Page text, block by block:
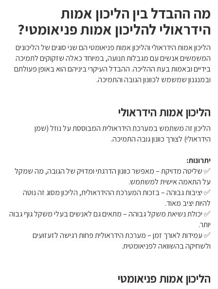
מה ההבדל בין הליכון אמות
הידראולי להליכון אמות פניאומטי?
הליכון אמות הידראולי והליכון אמות פניאומטי הם שני סוגים של הליכונים
המשמשים אנשים עם מגבלות תנועה, במיוחד כאלה שזקוקים לתמיכה
בידיים ובאמות בעת ההליכה. ההבדל העיקרי ביניהם הוא באופן פעולתם
ובמנגנון שמשמש לכוונון הגובה והתמיכה.
הליכון אמות הידראולי
הליכון זה משתמש במערכת הידראולית המבוססת על נוזל (שמן
הידראולי) לצורך כוונון גובה התמיכה.
יתרונות:
✅ שליטה מדויקת – מאפשר כוונון הדרגתי ומדויק של הגובה, מה שמקל
על התאמה אישית למשתמש.
✅ יציבות גבוהה – בזכות המערכת ההידראולית, הליכון מסוג זה נוטה
להיות יציב מאוד.
✅ יכולת נשיאת משקל גבוהה – מתאים גם לאנשים בעלי משקל גוף גבוה
יותר.
✅ עמידות לאורך זמן – מערכת הידראולית פחות רגישה לזעזועים
ולשחיקה בהשוואה לפניאומטית.
הליכון אמות פניאומטי